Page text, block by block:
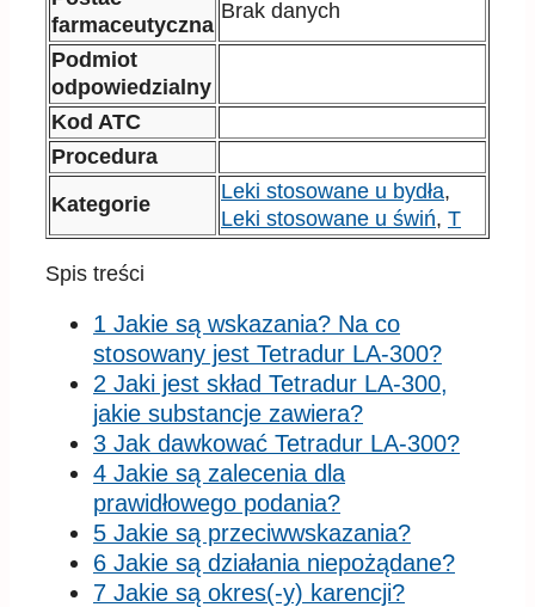
farmaceutyczna
Brak danych
Podmiot
odpowiedzialny
Kod ATC
Procedura
Kategorie
Leki stosowane u bydła,
Leki stosowane u świń, T
Spis treści
1 Jakie są wskazania? Na co
stosowany jest Tetradur LA-300?
2 Jaki jest skład Tetradur LA-300,
jakie substancje zawiera?
3 Jak dawkować Tetradur LA-300?
4 Jakie są zalecenia dla
prawidłowego podania?
5 Jakie są przeciwwskazania?
6 Jakie są działania niepożądane?
7 Jakie są okres(-y) karencji?